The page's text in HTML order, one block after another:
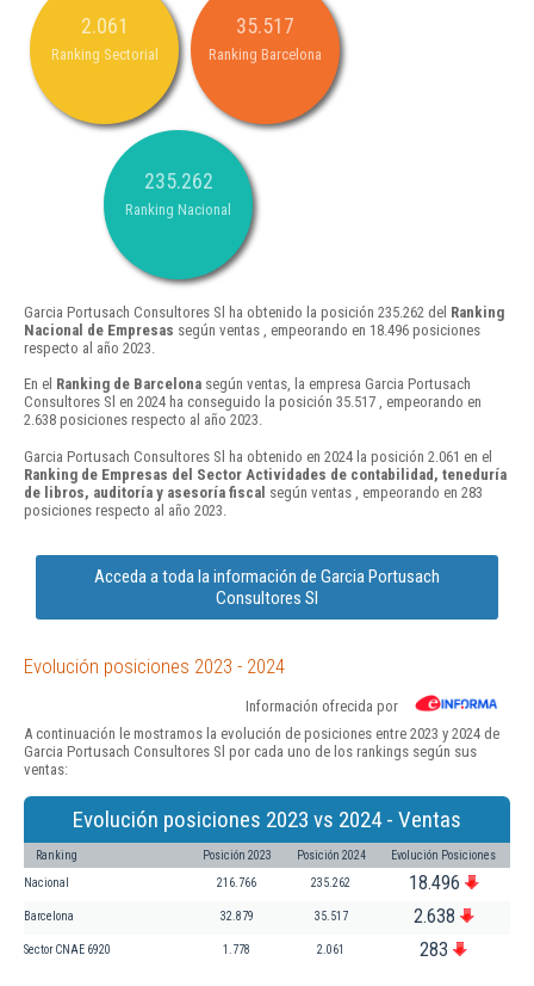
2.061
Ranking Sectorial
35.517
Ranking Barcelona
235.262
Ranking Nacional
Garcia Portusach Consultores Sl ha obtenido la posición 235.262 del Ranking
Nacional de Empresas según ventas , empeorando en 18.496 posiciones
respecto al año 2023.
En el Ranking de Barcelona según ventas, la empresa Garcia Portusach
Consultores Sl en 2024 ha conseguido la posición 35.517 , empeorando en
2.638 posiciones respecto al año 2023.
Garcia Portusach Consultores Sl ha obtenido en 2024 la posición 2.061 en el
Ranking de Empresas del Sector Actividades de contabilidad, teneduría
de libros, auditoría y asesoría fiscal según ventas , empeorando en 283
posiciones respecto al año 2023.
Acceda a toda la información de Garcia Portusach
Consultores Sl
Evolución posiciones 2023 - 2024
Información ofrecida por
A continuación le mostramos la evolución de posiciones entre 2023 y 2024 de
Garcia Portusach Consultores Sl por cada uno de los rankings según sus
ventas:
Evolución posiciones 2023 vs 2024 - Ventas
Ranking Posición 2023 Posición 2024 Evolución Posiciones
Nacional 216.766 235.262 18.496
Barcelona 32.879 35.517 2.638
Sector CNAE 6920 1.778 2.061 283